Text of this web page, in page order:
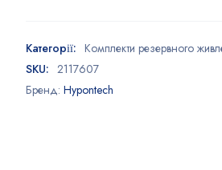
Категорії: Комплекти резервного
SKU: 2117607
Бренд:Hypontech